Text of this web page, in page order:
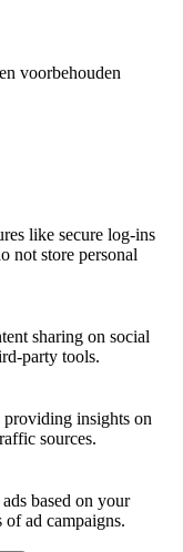
voorbehouden
like secure log-ins
not store personal
sharing on social
party tools.
insights on
sources.
based on your
of ad campaigns.